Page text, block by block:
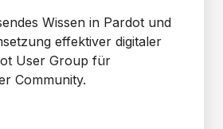
Wissen in Pardot und
effektiver digitaler
User Group für
Community.